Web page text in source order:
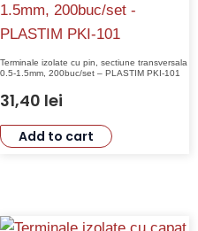
Terminale izolate cu pin, sectiune transversala
0.5-1.5mm, 200buc/set – PLASTIM PKI-101
31,40 lei
Add to cart